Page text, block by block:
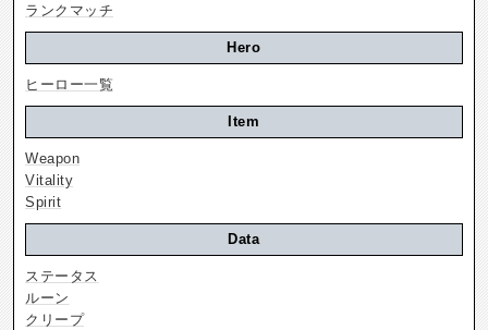
ランクマッチ
Hero
ヒーロー一覧
Item
Weapon
Vitality
Spirit
Data
ステータス
ルーン
クリープ